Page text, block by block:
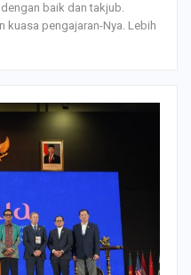
baik dan takjub.
kuasa pengajaran-Nya. Lebih